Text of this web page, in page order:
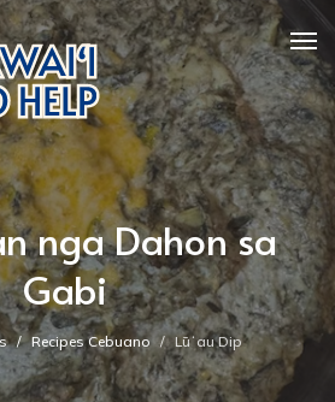
nga Dahon sa
Gabi
Recipes Cebuano Lūʻau Dip